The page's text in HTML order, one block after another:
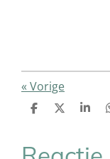
« Vorige
D
e
D
S
r